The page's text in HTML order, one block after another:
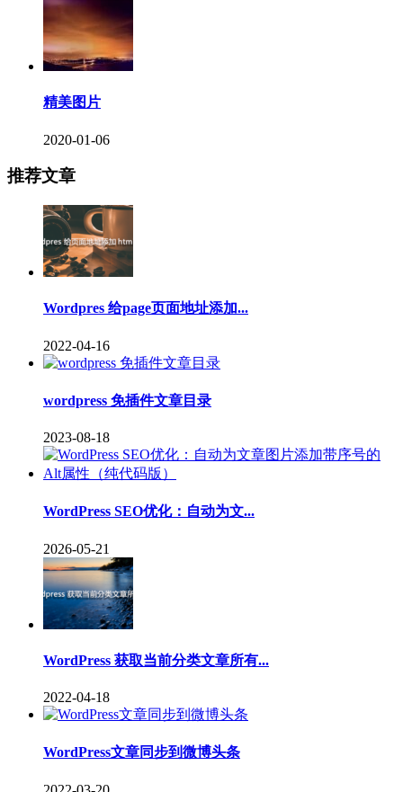
精美图片
2020-01-06
推荐文章
Wordpres 给page页面地址添加...
2022-04-16
wordpress 免插件文章目录
2023-08-18
WordPress SEO优化：自动为文...
2026-05-21
WordPress 获取当前分类文章所有...
2022-04-18
WordPress文章同步到微博头条